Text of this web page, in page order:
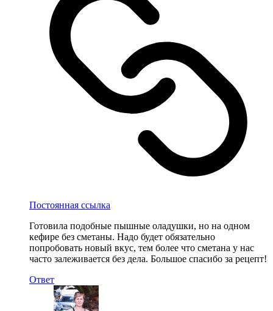
Постоянная ссылка
Готовила подобные пышные оладушки, но на одном
кефире без сметаны. Надо будет обязательно
попробовать новый вкус, тем более что сметана у нас
часто залеживается без дела. Большое спасибо за рецепт!
Ответ